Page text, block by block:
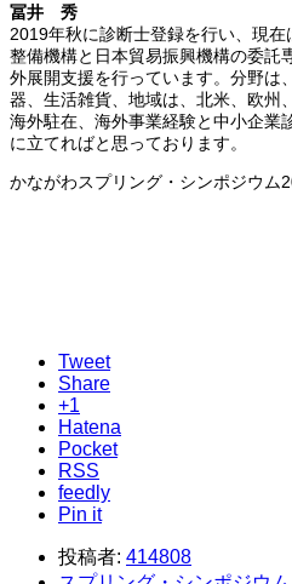
冨井 秀
2019年秋に診断士登録を行い、現
整備機構と日本貿易振興機構の委託
外展開支援を行っています。分野は
器、生活雑貨、地域は、北米、欧州
海外駐在、海外事業経験と中小企業
に立てればと思っております。
かながわスプリング・シンポジウム
Tweet
Share
+1
Hatena
Pocket
RSS
feedly
Pin it
投稿者: 414808